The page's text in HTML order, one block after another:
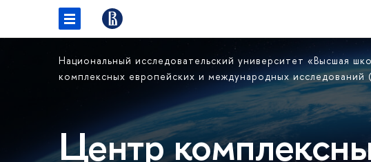
Национальный исследовательский университет «Высшая
комплексных европейских и международных
Центр